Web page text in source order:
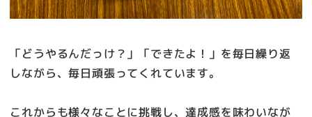
「どうやるんだっけ？」「できたよ！」を毎日繰り返
しながら、毎日頑張ってくれています。
これからも様々なことに挑戦し、達成感を味わいなが